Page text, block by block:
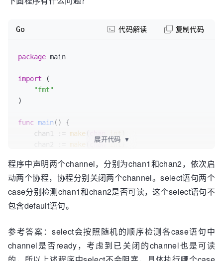
case <-chan2:
    }
package main
import (
"fmt"
)
func main ()
{
    chan1 :=
make
make chan int
go func () {
close(chan1)
    }()
go func()
    }()
select {
Go 代码解读 复制代码
展开代码 ▼
程序中声明两个channel，分别为chan1和chan2，依次启
动两个协程，协程分别关闭两个channel。select语句两个
case分别检测chan1和chan2是否可读，这个select语句不
包含default语句。
参考答案：select会按照随机的顺序检测各case语句中
channel是否ready，考虑到已关闭的channel也是可读